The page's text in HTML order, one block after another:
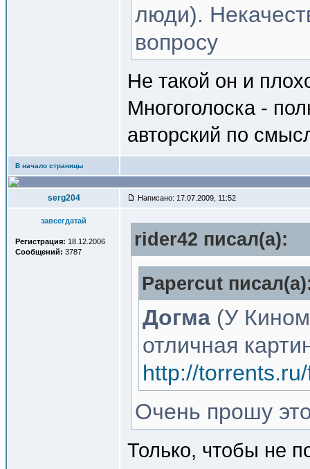
люди).
вопросу
Не такой он и
Многоголоска -
авторский по
В начало страницы
serg204 Написано: 17.07.2009, 11:52
завсегдатай
Регистрация: 18.12.2006
Сообщений: 3787
rider42 писал(a):
Papercut
Догма (У
отличная
http://
Очень прошу
Только, чтобы не